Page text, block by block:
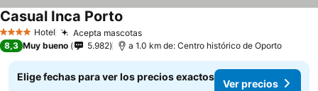
4 EstrellasHotel Acepta mascotas
Casual Inca Porto
8,3 Muy bueno 5.982 a 1.0 km de: Centro histórico de Oporto
Elige fechas para ver los precios exactos
Ver precios